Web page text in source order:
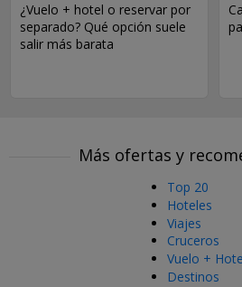
¿Vuelo + hotel o reservar por
separado? Qué opción suele
salir más barata
Más ofertas y
Top 20
Hoteles
Viajes
Cruceros
Vuelo +
Destinos